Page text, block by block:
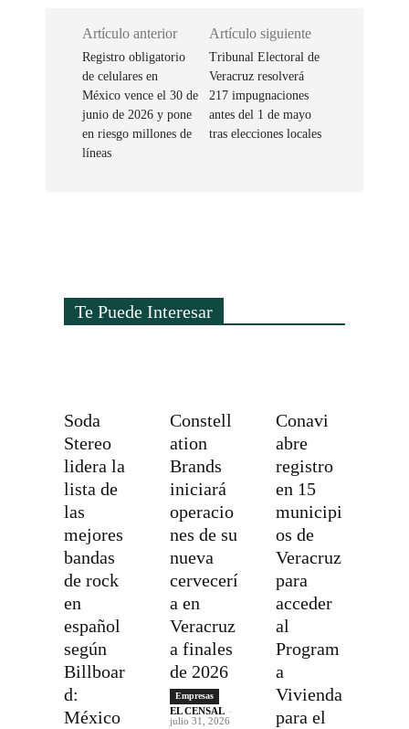
Artículo anterior
Registro obligatorio
de celulares en
México vence el 30 de
junio de 2026 y pone
en riesgo millones de
líneas
Artículo siguiente
Tribunal Electoral de
Veracruz resolverá
217 impugnaciones
antes del 1 de mayo
tras elecciones locales
Te Puede Interesar
Soda
Stereo
lidera la
lista de
las
mejores
bandas
de rock
en
español
según
Billboar
d:
México
Constell
ation
Brands
iniciará
operacio
nes de su
nueva
cervecerí
a en
Veracruz
a finales
de 2026
Empresas
EL CENSAL -
julio 31, 2026
Conavi
abre
registro
en 15
municipi
os de
Veracruz
para
acceder
al
Program
a
Vivienda
para el